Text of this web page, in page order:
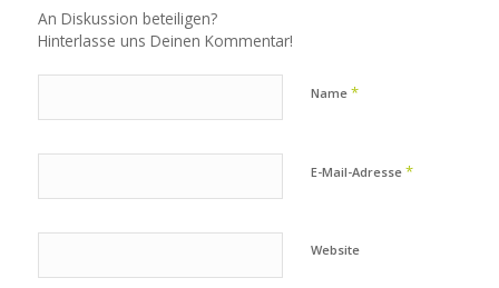
An Diskussion beteiligen?
Hinterlasse uns Deinen Kommentar!
Name *
E-Mail-Adresse *
Website